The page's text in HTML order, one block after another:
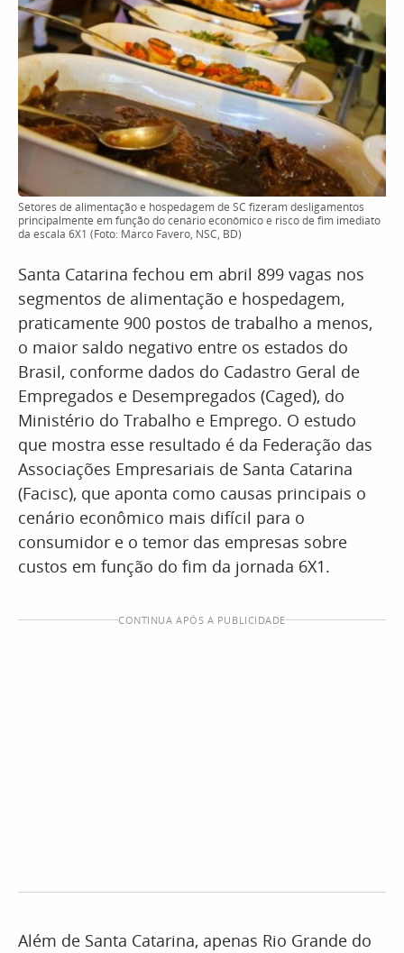
Setores de alimentação e hospedagem de SC fizeram desligamentos
principalmente em função do cenário econômico e risco de fim imediato
da escala 6X1 (Foto: Marco Favero, NSC, BD)
Santa Catarina fechou em abril 899 vagas nos
segmentos de alimentação e hospedagem,
praticamente 900 postos de trabalho a menos,
o maior saldo negativo entre os estados do
Brasil, conforme dados do Cadastro Geral de
Empregados e Desempregados (Caged), do
Ministério do Trabalho e Emprego. O estudo
que mostra esse resultado é da Federação das
Associações Empresariais de Santa Catarina
(Facisc), que aponta como causas principais o
cenário econômico mais difícil para o
consumidor e o temor das empresas sobre
custos em função do fim da jornada 6X1.
CONTINUA APÓS A PUBLICIDADE
Além de Santa Catarina, apenas Rio Grande do